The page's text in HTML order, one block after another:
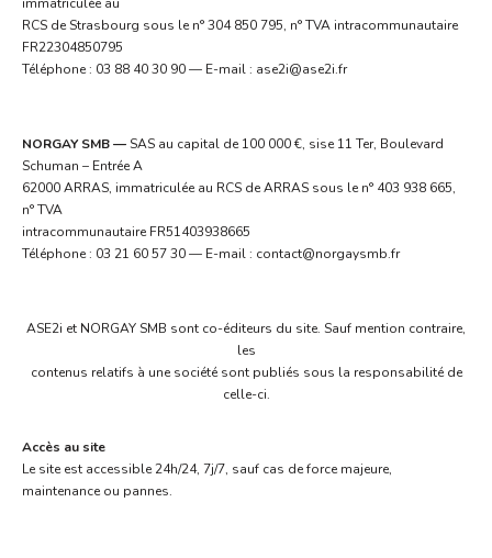
RCS de Strasbourg sous le n° 304 850 795, n° TVA intracommunautaire
FR22304850795
Téléphone : 03 88 40 30 90 — E-mail : ase2i@ase2i.fr
NORGAY SMB —SAS au capital de 100 000 €, sise 11 Ter, Boulevard
Schuman – Entrée A
62000 ARRAS, immatriculée au RCS de ARRAS sous le n° 403 938 665,
n° TVA
intracommunautaire FR51403938665
Téléphone : 03 21 60 57 30 — E-mail : contact@norgaysmb.fr
ASE2i et NORGAY SMB sont co-éditeurs du site. Sauf mention contraire,
les
contenus relatifs à une société sont publiés sous la responsabilité de
celle-ci.
Accès au site
Le site est accessible 24h/24, 7j/7, sauf cas de force majeure,
maintenance ou pannes.